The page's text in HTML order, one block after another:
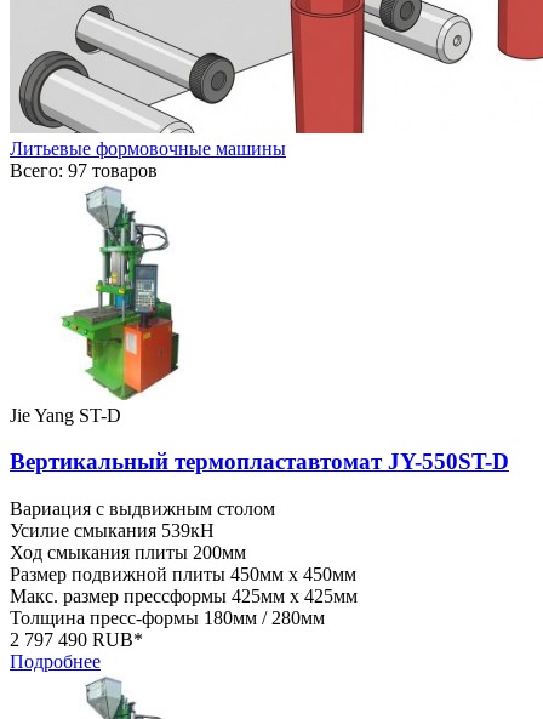
Литьевые формовочные машины
Всего: 97 товаров
Jie Yang ST-D
Вертикальный термопластавтомат JY-550ST-D
Вариация с выдвижным столом
Усилие смыкания 539кН
Ход смыкания плиты 200мм
Размер подвижной плиты 450мм x 450мм
Макс. размер прессформы 425мм x 425мм
Толщина пресс-формы 180мм / 280мм
2 797 490 RUB*
Подробнее